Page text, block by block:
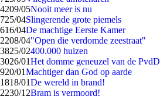
4209/05Nooit meer is nu
725/04Slingerende grote piemels
616/04De machtige Eerste Kamer
2208/04"Open die verdomde zeestraat"
3825/02400.000 huizen
3026/01Het domme geneuzel van de PvdD
920/01Machtiger dan God op aarde
1818/01De wereld in brand!
2230/12Bram is vermoord!